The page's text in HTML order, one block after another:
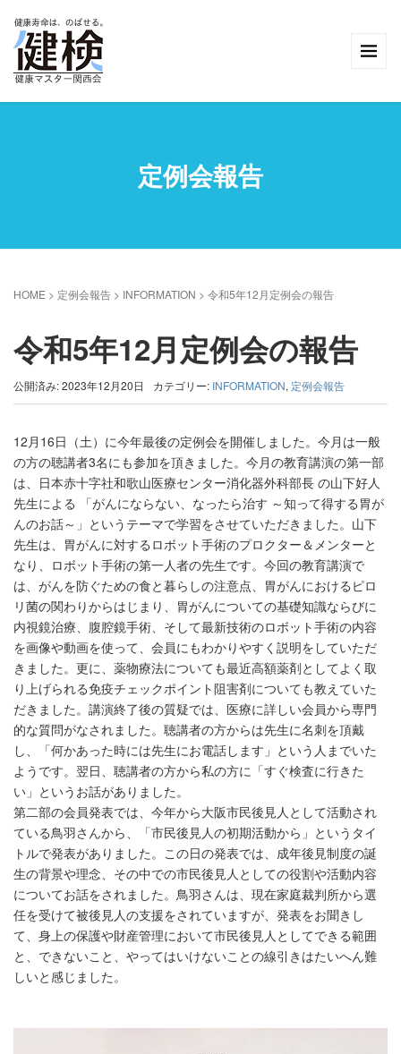
定例会報告
HOME > 定例会報告 > INFORMATION > 令和5年12月定例会の報告
令和5年12月定例会の報告
公開済み: 2023年12月20日 カテゴリー: INFORMATION, 定例会報告
12月16日（土）に今年最後の定例会を開催しました。今月は一般
の方の聴講者3名にも参加を頂きました。今月の教育講演の第一部
は、日本赤十字社和歌山医療センター消化器外科部長 の山下好人
先生による 「がんにならない、なったら治す ～知って得する胃が
んのお話～」というテーマで学習をさせていただきました。山下
先生は、胃がんに対するロボット手術のプロクター＆メンターと
なり、ロボット手術の第一人者の先生です。今回の教育講演で
は、がんを防ぐための食と暮らしの注意点、胃がんにおけるピロ
リ菌の関わりからはじまり、胃がんについての基礎知識ならびに
内視鏡治療、腹腔鏡手術、そして最新技術のロボット手術の内容
を画像や動画を使って、会員にもわかりやすく説明をしていただ
きました。更に、薬物療法についても最近高額薬剤としてよく取
り上げられる免疫チェックポイント阻害剤についても教えていた
だきました。講演終了後の質疑では、医療に詳しい会員から専門
的な質問がなされました。聴講者の方からは先生に名刺を頂戴
し、「何かあった時には先生にお電話します」という人までいた
ようです。翌日、聴講者の方から私の方に「すぐ検査に行きた
い」というお話がありました。
第二部の会員発表では、今年から大阪市民後見人として活動され
ている鳥羽さんから、「市民後見人の初期活動から」というタイ
トルで発表がありました。この日の発表では、成年後見制度の誕
生の背景や理念、その中での市民後見人としての役割や活動内容
についてお話をされました。鳥羽さんは、現在家庭裁判所から選
任を受けて被後見人の支援をされていますが、発表をお聞きし
て、身上の保護や財産管理において市民後見人としてできる範囲
と、できないこと、やってはいけないことの線引きはたいへん難
しいと感じました。